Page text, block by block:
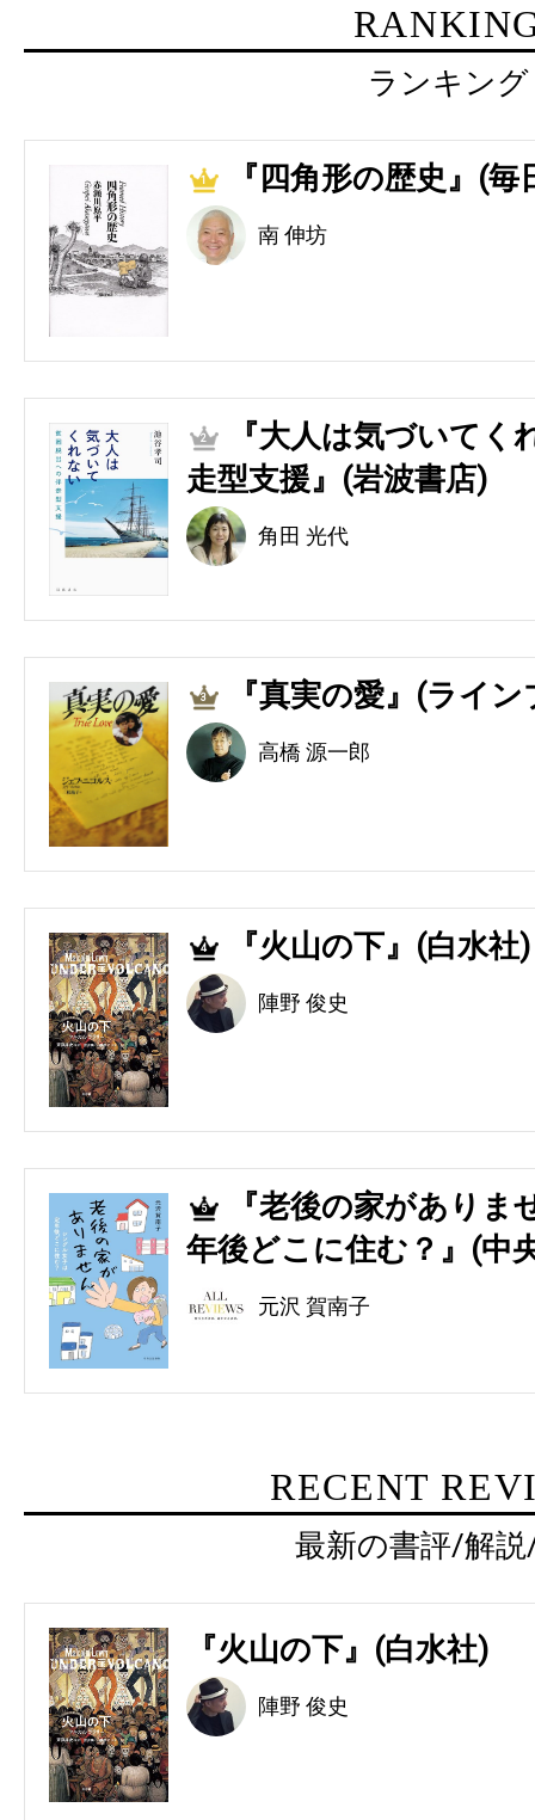
ランキング
1 『四角形の歴史』(毎
南 伸坊
2
『大人は気づいてく
走型支援』(岩波書店)
角田 光代
3 『真実の愛』(ライ
高橋 源一郎
4 『火山の下』(白水社)
陣野 俊史
5
『老後の家があり
年後どこに住む？』(中
元沢 賀南子
RECENT
最新の書評/解
『火山の下』(白水社)
陣野 俊史